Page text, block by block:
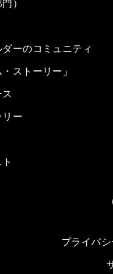
）
ーのコミュニティ
ストーリー」
リー
プライバ